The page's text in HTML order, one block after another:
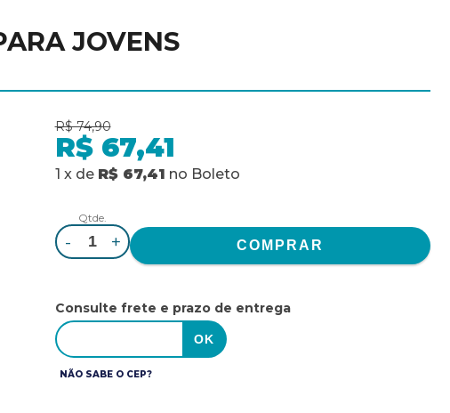
JOVENS
R$ 74,90
R$ 67,41
1 x de R$ 67,41 no Boleto
Qtde.
- +
Consulte frete e prazo de entrega
NÃO SABE O CEP?